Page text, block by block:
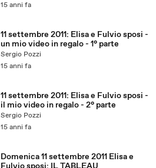
15 anni fa
11 settembre 2011: Elisa e Fulvio sposi -
un mio video in regalo - 1° parte
Sergio Pozzi
15 anni fa
11 settembre 2011: Elisa e Fulvio sposi -
il mio video in regalo - 2° parte
Sergio Pozzi
15 anni fa
Domenica 11 settembre 2011 Elisa e